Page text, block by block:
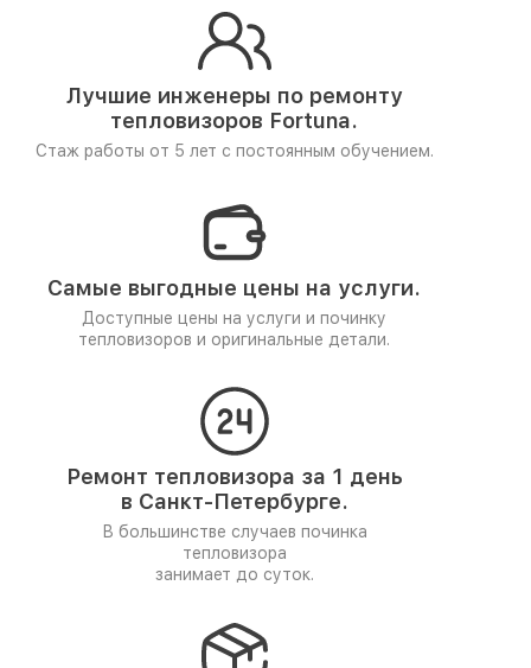
Лучшие инженеры по ремонту
тепловизоров Fortuna.
Стаж работы от 5 лет с постоянным обучением.
Самые выгодные цены на услуги.
Доступные цены на услуги и починку
тепловизоров и оригинальные детали.
Ремонт тепловизора за 1 день
в Санкт-Петербурге.
В большинстве случаев починка
тепловизора
занимает до суток.